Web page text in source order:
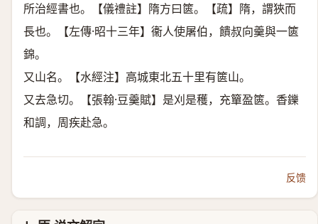
所治經書也。【儀禮註】隋方曰篋。【疏】隋，謂狹而
長也。【左傳·昭十三年】衞人使屠伯，饋叔向羹與一篋
錦。
又山名。【水經注】高城東北五十里有篋山。
又去急切。【張翰·豆羹賦】是刈是穫，充簞盈篋。香鑠
和調，周疾赴急。
反馈